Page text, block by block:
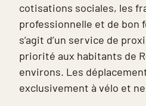
cotisations sociales, les
professionnelle et de bon
s’agit d’un service de
priorité aux habitants de
environs. Les
exclusivement à vélo et